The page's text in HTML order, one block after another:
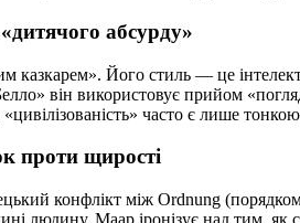
абсурду»
казкарем». Його стиль — це
він використовує прийом
часто є лише
проти щирості
конфлікт між Ordnung
людину. Маар іронізує над тим, як